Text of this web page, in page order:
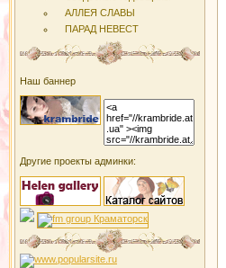
АЛЛЕЯ СЛАВЫ
ПАРАД НЕВЕСТ
Наш баннер
Другие проекты админки: